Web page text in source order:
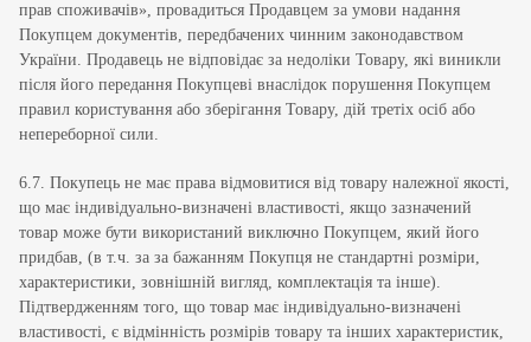
прав споживачів», провадиться Продавцем за умови надання
Покупцем документів, передбачених чинним законодавством
України. Продавець не відповідає за недоліки Товару, які виникли
після його передання Покупцеві внаслідок порушення Покупцем
правил користування або зберігання Товару, дій третіх осіб або
непереборної сили.
6.7. Покупець не має права відмовитися від товару належної якості,
що має індивідуально-визначені властивості, якщо зазначений
товар може бути використаний виключно Покупцем, який його
придбав, (в т.ч. за за бажанням Покупця не стандартні розміри,
характеристики, зовнішній вигляд, комплектація та інше).
Підтвердженням того, що товар має індивідуально-визначені
властивості, є відмінність розмірів товару та інших характеристик,